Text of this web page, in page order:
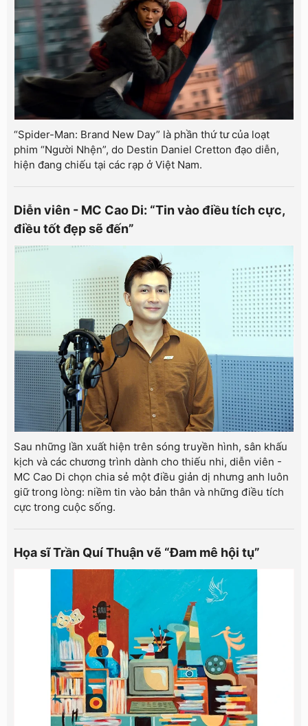
“Spider-Man: Brand New Day” là phần thứ tư của loạt
phim “Người Nhện”, do Destin Daniel Cretton đạo diễn,
hiện đang chiếu tại các rạp ở Việt Nam.
Diễn viên - MC Cao Di: “Tin vào điều tích cực,
điều tốt đẹp sẽ đến”
Sau những lần xuất hiện trên sóng truyền hình, sân khấu
kịch và các chương trình dành cho thiếu nhi, diễn viên -
MC Cao Di chọn chia sẻ một điều giản dị nhưng anh luôn
giữ trong lòng: niềm tin vào bản thân và những điều tích
cực trong cuộc sống.
Họa sĩ Trần Quí Thuận vẽ “Đam mê hội tụ”